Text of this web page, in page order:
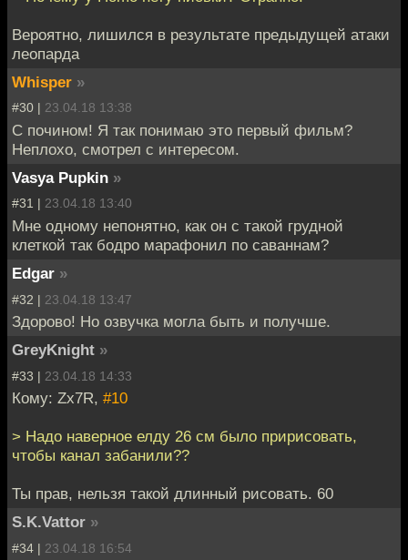
Вероятно, лишился в результате предыдущей атаки
леопарда
Whisper »
#30 | 23.04.18 13:38
С почином! Я так понимаю это первый фильм?
Неплохо, смотрел с интересом.
Vasya Pupkin »
#31 | 23.04.18 13:40
Мне одному непонятно, как он с такой грудной
клеткой так бодро марафонил по саваннам?
Edgar »
#32 | 23.04.18 13:47
Здорово! Но озвучка могла быть и получше.
GreyKnight »
#33 | 23.04.18 14:33
Кому: Zx7R, #10
> Надо наверное елду 26 см было пририсовать,
чтобы канал забанили??
Ты прав, нельзя такой длинный рисовать. 60
S.K.Vattor »
#34 | 23.04.18 16:54